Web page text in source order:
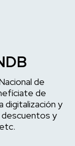
de
de
digitalización y
descuentos y